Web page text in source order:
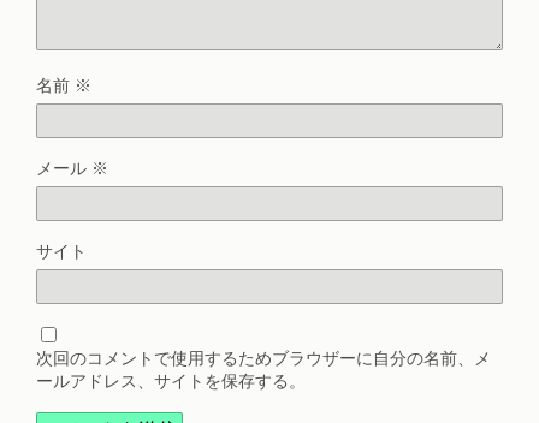
名前 ※
メール ※
サイト
次回のコメントで使用するためブラウザーに自分の名前、メ
ールアドレス、サイトを保存する。